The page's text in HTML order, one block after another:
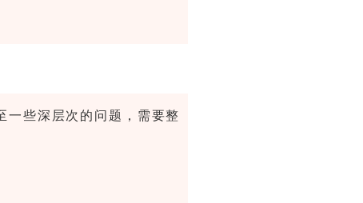
一些深层次的问题，需要整